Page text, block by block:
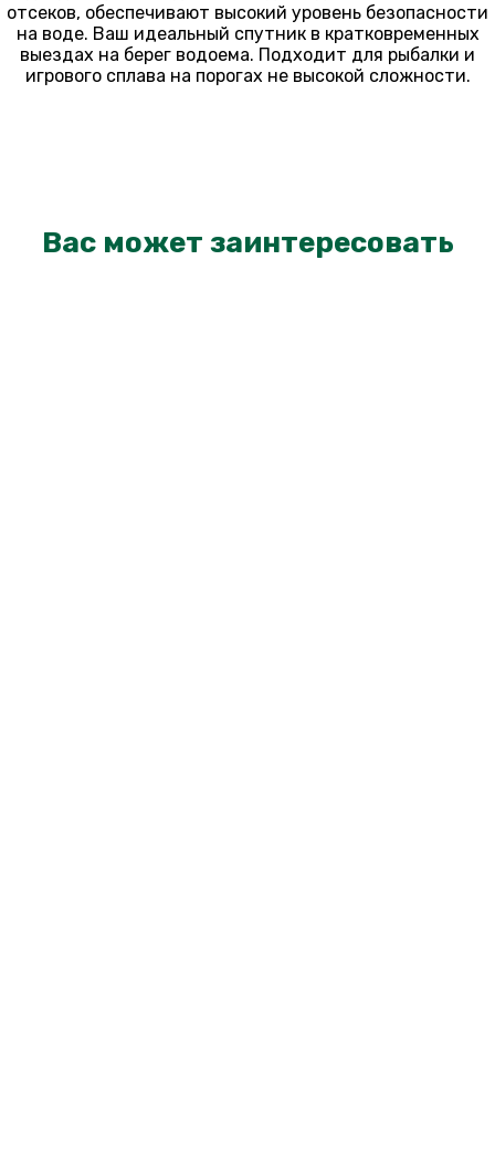
отсеков, обеспечивают высокий уровень безопасности
на воде. Ваш идеальный спутник в кратковременных
выездах на берег водоема. Подходит для рыбалки и
игрового сплава на порогах не высокой сложности.
Вас может заинтересовать